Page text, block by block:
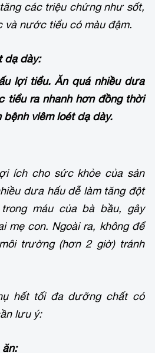
các triệu chứng như sốt,
và nước tiểu có màu đậm.
dạ dày:
lợi tiểu. Ăn quá nhiều dưa
tiểu ra nhanh hơn đồng thời
viêm loét dạ dày.
ích cho sức khỏe của sản
dưa hấu dễ làm tăng đột
máu của bà bầu, gây
mẹ con. Ngoài ra, không để
trường (hơn 2 giờ) tránh
hết tối đa dưỡng chất có
lưu ý: